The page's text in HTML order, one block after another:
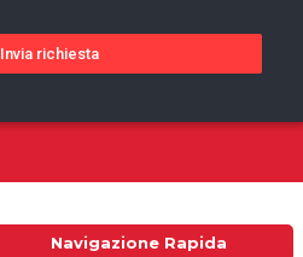
Invia richiesta
Navigazione Rapida